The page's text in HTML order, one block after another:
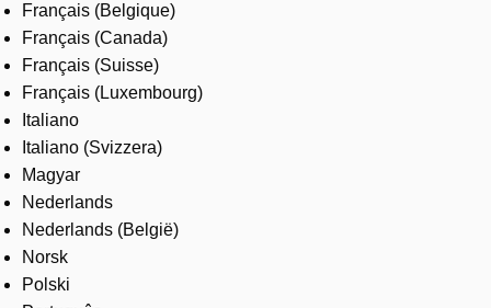
Français (Belgique)
Français (Canada)
Français (Suisse)
Français (Luxembourg)
Italiano
Italiano (Svizzera)
Magyar
Nederlands
Nederlands (België)
Norsk
Polski